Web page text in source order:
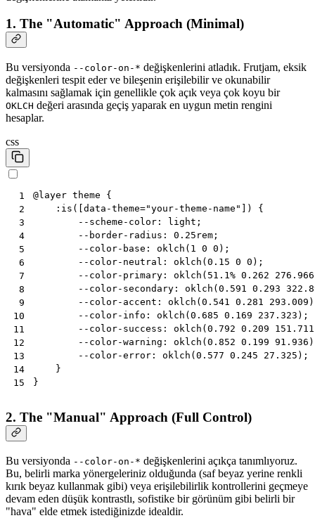
1. The "Automatic" Approach (Minimal)
Bu versiyonda --color-on-* değişkenlerini atladık. Frutjam, eksik
değişkenleri tespit eder ve bileşenin erişilebilir ve okunabilir
kalmasını sağlamak için genellikle çok açık veya çok koyu bir
OKLCH değeri arasında geçiş yaparak en uygun metin rengini
hesaplar.
css
1
2
3
4
5
6
7
8
9
10
11
12
13
14
15
@layer theme
{
: is ([ data-theme="your-theme-name" ])
{
--scheme-color : light ;
--border-radius : 0.25 rem ;
--color-base : oklch ( 1 0 0 );
--color-neutral : oklch ( 0.15 0 0 );
--color-primary : oklch ( 51.1% 0.262 276.966
--color-secondary : oklch ( 0.591 0.293
--color-accent : oklch ( 0.541 0.281 293.009
--color-info : oklch ( 0.685 0.169 237.323 );
--color-success : oklch ( 0.792 0.209 151.711
--color-warning : oklch ( 0.852 0.199 91.936
--color-error : oklch ( 0.577 0.245 27.325 );
}
}
2. The "Manual" Approach (Full Control)
Bu versiyonda --color-on-* değişkenlerini açıkça tanımlıyoruz.
Bu, belirli marka yönergeleriniz olduğunda (saf beyaz yerine renkli
kırık beyaz kullanmak gibi) veya erişilebilirlik kontrollerini geçmeye
devam eden düşük kontrastlı, sofistike bir görünüm gibi belirli bir
"hava" elde etmek istediğinizde idealdir.